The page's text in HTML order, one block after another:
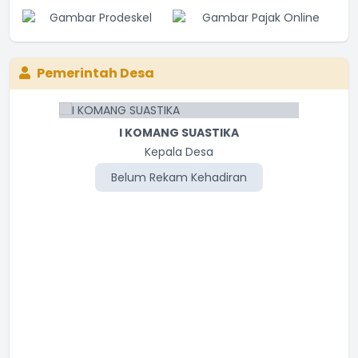
Pemerintah Desa
I KOMANG SUASTIKA
Kepala Desa
Belum Rekam Kehadiran